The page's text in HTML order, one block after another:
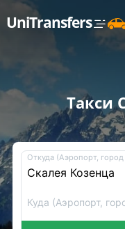
UniTransfers
Такси
Откуда (Аэропорт,
Куда (Аэропорт,